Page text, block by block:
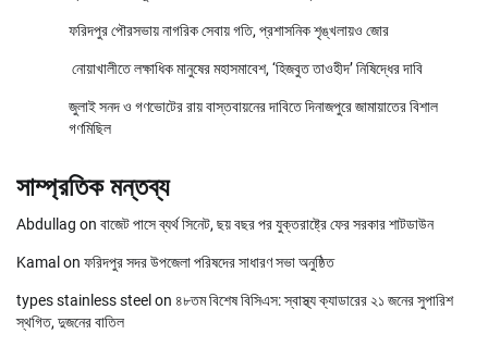
ফরিদপুর পৌরসভায় নাগরিক সেবায় গতি, প্রশাসনিক শৃঙ্খলায়ও জোর
নোয়াখালীতে লক্ষাধিক মানুষের মহাসমাবেশ, ‘হিজবুত তাওহীদ’ নিষিদ্ধের দাবি
জুলাই সনদ ও গণভোটের রায় বাস্তবায়নের দাবিতে দিনাজপুরে জামায়াতের বিশাল
গণমিছিল
সাম্প্রতিক মন্তব্য
Abdullag on বাজেট পাসে ব্যর্থ সিনেট, ছয় বছর পর যুক্তরাষ্ট্রে ফের সরকার শাটডাউন
Kamal on ফরিদপুর সদর উপজেলা পরিষদের সাধারণ সভা অনুষ্ঠিত
types stainless steel on ৪৮তম বিশেষ বিসিএস: স্বাস্থ্য ক্যাডারের ২১ জনের সুপারিশ
স্থগিত, দুজনের বাতিল